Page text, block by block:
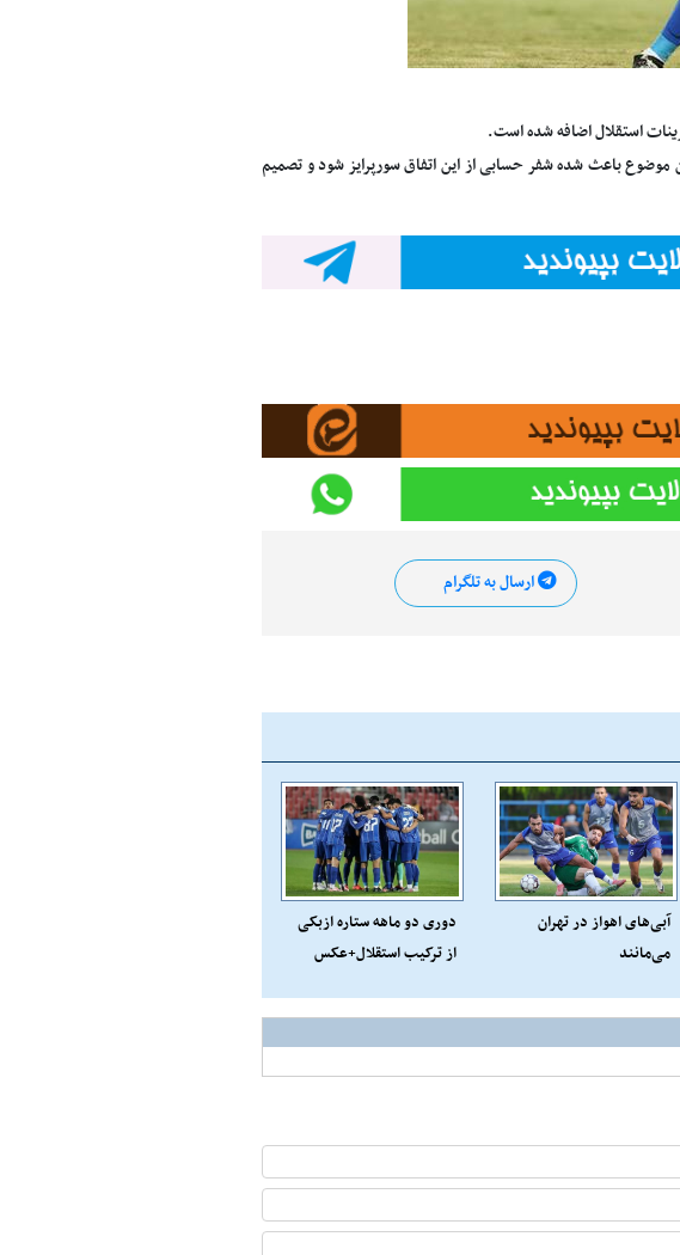
استقلال اضافه شده است.
موضوع باعث شده شفر حسابی از این اتفاق سورپرایز شود و تصمیم
ارسال به تلگرام
آبی‌های اهواز در تهران
می‌مانند
دوری دو ماهه ستاره ازبکی
از ترکیب استقلال+عکس